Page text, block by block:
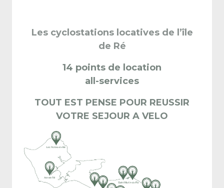
Les cyclostations locatives de l’île
de Ré
14 points de location
all-services
TOUT EST PENSE POUR REUSSIR
VOTRE SEJOUR A VELO